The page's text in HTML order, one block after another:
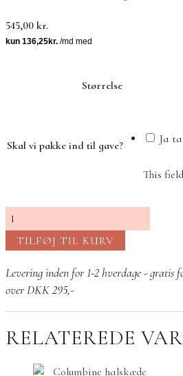
545,00 kr.
Størrelse
Skal vi pakke ind til gave? Ja
This
Celia
Petite
Ring
Fersken
Månesten
TILFØJ TIL KURV
Levering inden for 1-2 hverdage - gratis
over DKK 295,-
RELATEREDE